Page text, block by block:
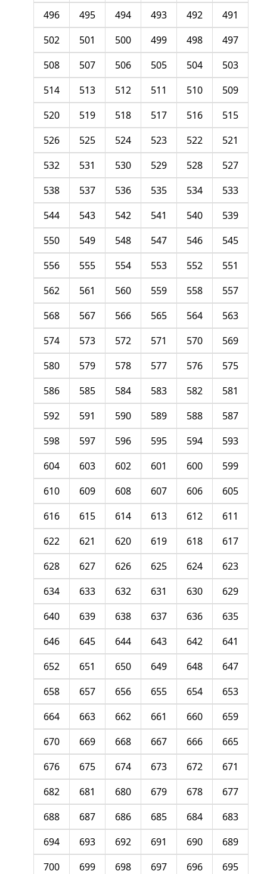
491
492
493
494
495
496
497
498
499
500
501
502
503
504
505
506
507
508
509
510
511
512
513
514
515
516
517
518
519
520
521
522
523
524
525
526
527
528
529
530
531
532
533
534
535
536
537
538
539
540
541
542
543
544
545
546
547
548
549
550
551
552
553
554
555
556
557
558
559
560
561
562
563
564
565
566
567
568
569
570
571
572
573
574
575
576
577
578
579
580
581
582
583
584
585
586
587
588
589
590
591
592
593
594
595
596
597
598
599
600
601
602
603
604
605
606
607
608
609
610
611
612
613
614
615
616
617
618
619
620
621
622
623
624
625
626
627
628
629
630
631
632
633
634
635
636
637
638
639
640
641
642
643
644
645
646
647
648
649
650
651
652
653
654
655
656
657
658
659
660
661
662
663
664
665
666
667
668
669
670
671
672
673
674
675
676
677
678
679
680
681
682
683
684
685
686
687
688
689
690
691
692
693
694
695
696
697
698
699
700